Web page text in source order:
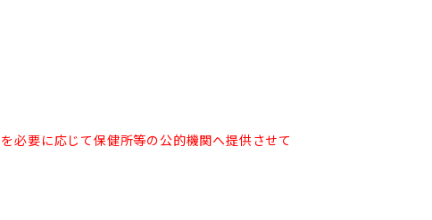
必要に応じて保健所等の公的機関へ提供させて